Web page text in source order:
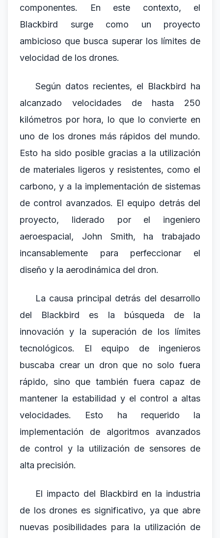
componentes. En este contexto, el
Blackbird surge como un proyecto
ambicioso que busca superar los límites de
velocidad de los drones.
Según datos recientes, el Blackbird ha
alcanzado velocidades de hasta 250
kilómetros por hora, lo que lo convierte en
uno de los drones más rápidos del mundo.
Esto ha sido posible gracias a la utilización
de materiales ligeros y resistentes, como el
carbono, y a la implementación de sistemas
de control avanzados. El equipo detrás del
proyecto, liderado por el ingeniero
aeroespacial, John Smith, ha trabajado
incansablemente para perfeccionar el
diseño y la aerodinámica del dron.
La causa principal detrás del desarrollo
del Blackbird es la búsqueda de la
innovación y la superación de los límites
tecnológicos. El equipo de ingenieros
buscaba crear un dron que no solo fuera
rápido, sino que también fuera capaz de
mantener la estabilidad y el control a altas
velocidades. Esto ha requerido la
implementación de algoritmos avanzados
de control y la utilización de sensores de
alta precisión.
El impacto del Blackbird en la industria
de los drones es significativo, ya que abre
nuevas posibilidades para la utilización de